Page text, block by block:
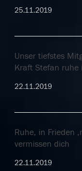
25.11.2019
Unser tiefstes
Kraft Stefan ruhe
22.11.2019
Ruhe, in Frieden
vermissen dich
22.11.2019